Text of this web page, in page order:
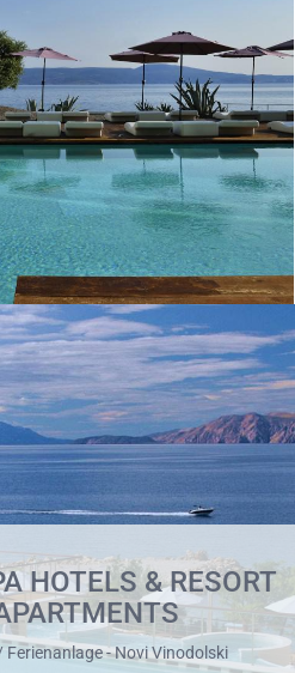
HOTELS & RESORT
Ferienanlage - Novi Vinodolski